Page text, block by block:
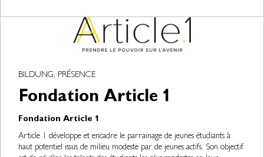
BILDUNG, PRÉSENCE
Fondation Article 1
Fondation Article 1
Article 1 développe et encadre le parrainage de jeunes étudiants à
haut potentiel issus de milieu modeste par de jeunes actifs. Son objectif